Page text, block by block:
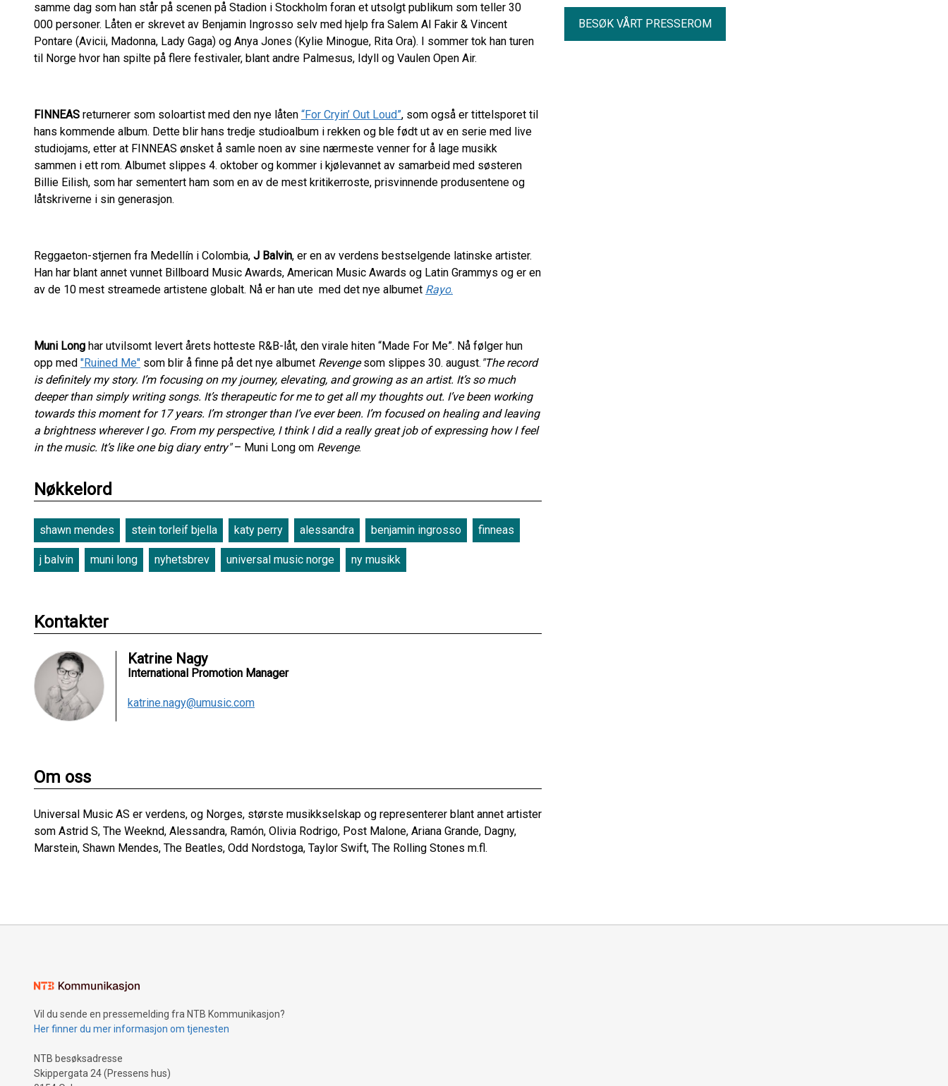
samme dag som han står på scenen på Stadion i Stockholm foran et utsolgt publikum som teller 30
000 personer. Låten er skrevet av Benjamin Ingrosso selv med hjelp fra Salem Al Fakir & Vincent
Pontare (Avicii, Madonna, Lady Gaga) og Anya Jones (Kylie Minogue, Rita Ora). I sommer tok han turen
til Norge hvor han spilte på flere festivaler, blant andre Palmesus, Idyll og Vaulen Open Air.
FINNEAS returnerer som soloartist med den nye låten “For Cryin’ Out Loud”, som også er tittelsporet til
hans kommende album. Dette blir hans tredje studioalbum i rekken og ble født ut av en serie med live
studiojams, etter at FINNEAS ønsket å samle noen av sine nærmeste venner for å lage musikk
sammen i ett rom. Albumet slippes 4. oktober og kommer i kjølevannet av samarbeid med søsteren
Billie Eilish, som har sementert ham som en av de mest kritikerroste, prisvinnende produsentene og
låtskriverne i sin generasjon.
Reggaeton-stjernen fra Medellín i Colombia, J Balvin, er en av verdens bestselgende latinske artister.
Han har blant annet vunnet Billboard Music Awards, American Music Awards og Latin Grammys og er en
av de 10 mest streamede artistene globalt. Nå er han ute med det nye albumet Rayo.
Muni Long har utvilsomt levert årets hotteste R&B-låt, den virale hiten “Made For Me”. Nå følger hun
opp med "Ruined Me" som blir å finne på det nye albumet Revengesom slippes 30. august. "The record
is definitely my story. I’m focusing on my journey, elevating, and growing as an artist. It’s so much
deeper than simply writing songs. It’s therapeutic for me to get all my thoughts out. I’ve been working
towards this moment for 17 years. I’m stronger than I’ve ever been. I’m focused on healing and leaving
a brightness wherever I go. From my perspective, I think I did a really great job of expressing how I feel
in the music. It’s like one big diary entry"– Muni Long om Revenge.
Nøkkelord
shawn mendes stein torleif bjella katy perry alessandra benjamin ingrosso finneas
j balvin muni long nyhetsbrev universal music norge ny musikk
Kontakter
Katrine Nagy
International Promotion Manager
katrine.nagy@umusic.com
Om oss
Universal Music AS er verdens, og Norges, største musikkselskap og representerer blant annet artister
som Astrid S, The Weeknd, Alessandra, Ramón, Olivia Rodrigo, Post Malone, Ariana Grande, Dagny,
Marstein, Shawn Mendes, The Beatles, Odd Nordstoga, Taylor Swift, The Rolling Stones m.fl.
BESØK VÅRT PRESSEROM
Vil du sende en pressemelding fra NTB Kommunikasjon?
Her finner du mer informasjon om tjenesten
NTB besøksadresse
Skippergata 24 (Pressens hus)